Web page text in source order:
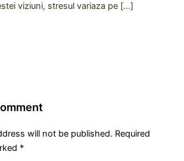
viziuni, stresul variaza pe […]
will not be published. Required
*